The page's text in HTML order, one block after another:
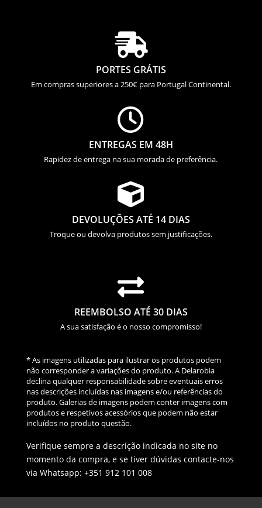

PORTES GRÁTIS
Em compras superiores a 250€ para Portugal Continental.

ENTREGAS EM 48H
Rapidez de entrega na sua morada de preferência.

DEVOLUÇÕES ATÉ 14 DIAS
Troque ou devolva produtos sem justificações.

REEMBOLSO ATÉ 30 DIAS
A sua satisfação é o nosso compromisso!
* As imagens utilizadas para ilustrar os produtos podem
não corresponder a variações do produto. A Delarobia
declina qualquer responsabilidade sobre eventuais erros
nas descrições incluídas nas imagens e/ou referências do
produto. Galerias de imagens podem conter imagens com
produtos e respetivos acessórios que podem não estar
incluídos no produto questão.
Verifique sempre a descrição indicada no site no
momento da compra, e se tiver dúvidas contacte-nos
via Whatsapp: +351 912 101 008